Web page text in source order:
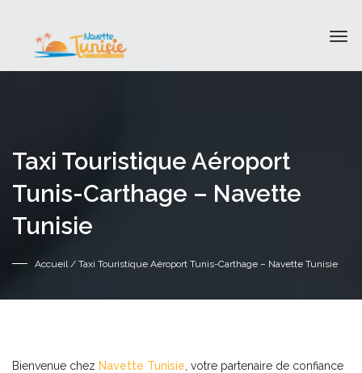
Taxi Touristique Aéroport
Tunis-Carthage – Navette
Tunisie
Accueil/ Taxi Touristique Aéroport Tunis-Carthage – Navette Tunisie
Bienvenue chez Navette Tunisie , votre partenaire de confiance